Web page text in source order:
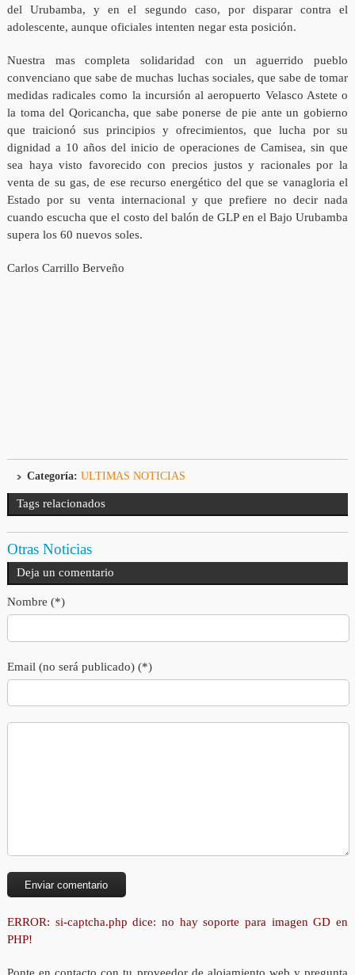
del Urubamba, y en el segundo caso, por disparar contra el
adolescente, aunque oficiales intenten negar esta posición.
Nuestra mas completa solidaridad con un aguerrido pueblo
convenciano que sabe de muchas luchas sociales, que sabe de tomar
medidas radicales como la incursión al aeropuerto Velasco Astete o
la toma del Qoricancha, que sabe ponerse de pie ante un gobierno
que traicionó sus principios y ofrecimientos, que lucha por su
dignidad a 10 años del inicio de operaciones de Camisea, sin que
sea haya visto favorecido con precios justos y racionales por la
venta de su gas, de ese recurso energético del que se vanagloria el
Estado por su venta internacional y que prefiere no decir nada
cuando escucha que el costo del balón de GLP en el Bajo Urubamba
supera los 60 nuevos soles.
Carlos Carrillo Berveño
Categoría: ULTIMAS NOTICIAS
Tags relacionados
Otras Noticias
Deja un comentario
Nombre (*)
Email (no será publicado) (*)
ERROR: si-captcha.php dice: no hay soporte para imagen GD en
PHP!